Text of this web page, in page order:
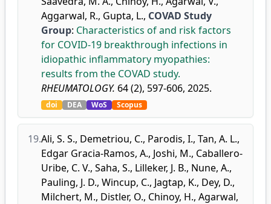
Aggarwal, R., Gupta, L., COVAD Study
Group: Characteristics of and risk factors
for COVID-19 breakthrough infections in
idiopathic inflammatory myopathies:
results from the COVAD study.
RHEUMATOLOGY. 64 (2), 597-606, 2025.
doi DEA WoS Scopus
19.Ali, S. S., Demetriou, C., Parodis, I., Tan, A. L.,
Edgar Gracia-Ramos, A., Joshi, M., Caballero-
Uribe, C. V., Saha, S., Lilleker, J. B., Nune, A.,
Pauling, J. D., Wincup, C., Jagtap, K., Dey, D.,
Milchert, M., Distler, O., Chinoy, H., Agarwal,